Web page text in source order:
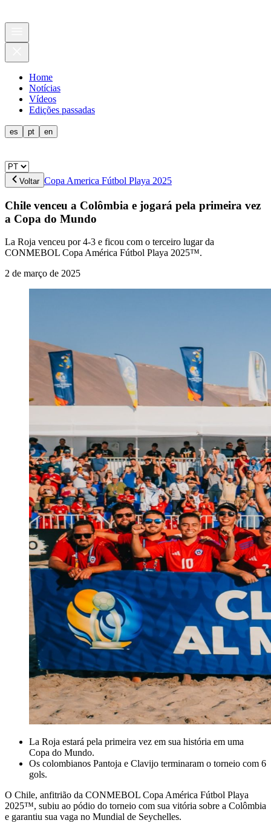
Home
Notícias
Vídeos
Edições passadas
es pt en
Voltar Copa America Fútbol Playa 2025
Chile venceu a Colômbia e jogará pela primeira vez
a Copa do Mundo
La Roja venceu por 4-3 e ficou com o terceiro lugar da
CONMEBOL Copa América Fútbol Playa 2025™.
2 de março de 2025
La Roja estará pela primeira vez em sua história em uma
Copa do Mundo.
Os colombianos Pantoja e Clavijo terminaram o torneio com 6
gols.
O Chile, anfitrião da CONMEBOL Copa América Fútbol Playa
2025™, subiu ao pódio do torneio com sua vitória sobre a Colômbia
e garantiu sua vaga no Mundial de Seychelles.